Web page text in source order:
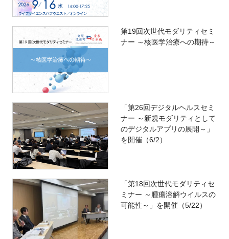
第19回次世代モダリティセミ
ナー ～核医学治療への期待～
「第26回デジタルヘルスセミ
ナー ～新規モダリティとして
のデジタルアプリの展開～」
を開催（6/2）
「第18回次世代モダリティセ
ミナー ～腫瘍溶解ウイルスの
可能性～」を開催（5/22）